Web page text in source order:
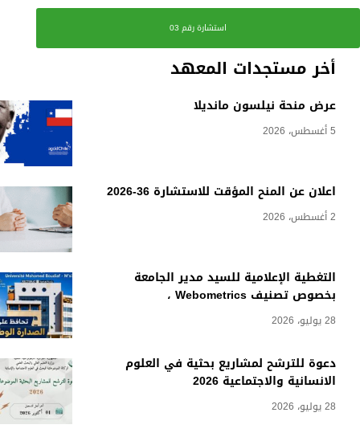
أخر مستجدات المعهد
عرض منحة نيلسون مانديلا
5 أغسطس، 2026
اعلان عن المنح المؤقت للاستشارة 36-2026
2 أغسطس، 2026
التغطية الإعلامية للسيد مدير الجامعة
بخصوص تصنيف Webometrics ،
28 يوليو، 2026
دعوة للترشح لمشاريع بحثية في العلوم
الانسانية والاجتماعية 2026
28 يوليو، 2026
استشارة رقم 03